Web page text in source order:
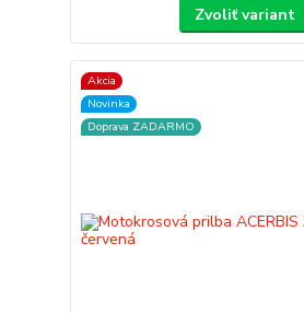
Zvoliť variant
Akcia
Novinka
Doprava ZADARMO